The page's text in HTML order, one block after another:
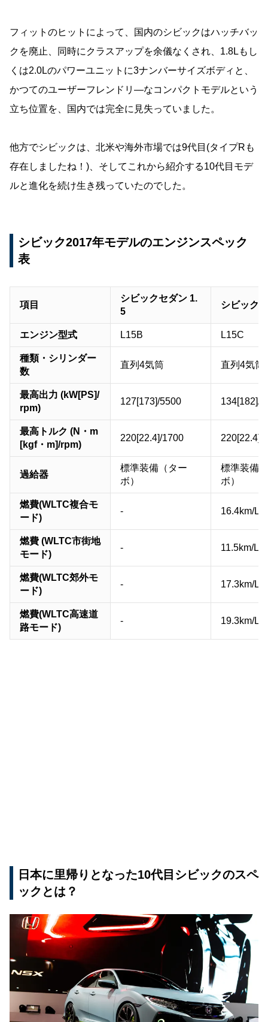
フィットのヒットによって、国内のシビックはハッチバッ
クを廃止、同時にクラスアップを余儀なくされ、1.8Lもし
くは2.0Lのパワーユニットに3ナンバーサイズボディと、
かつてのユーザーフレンドリ―なコンパクトモデルという
立ち位置を、国内では完全に見失っていました。
他方でシビックは、北米や海外市場では9代目(タイプRも
存在しましたね！)、そしてこれから紹介する10代目モデ
ルと進化を続け生き残っていたのでした。
シビック2017年モデルのエンジンスペック
表
項目
シビックセダン 1.
5
シビック
エンジン型式 L15B L15C
種類・シリンダー
数
直列4気筒 直列4気筒
最高出力 (kW[PS]/
rpm)
127[173]/5500 134[182]/
最高トルク (N・m
[kgf・m]/rpm)
220[22.4]/1700 220[22.4]/
過給器
標準装備（ター
ボ）
標準装備
ボ）
燃費(WLTC複合モ
ード)
- 16.4km/L
燃費 (WLTC市街地
モード)
- 11.5km/L
燃費(WLTC郊外モ
ード)
- 17.3km/L
燃費(WLTC高速道
路モード)
- 19.3km/L
日本に里帰りとなった10代目シビックのスペ
ックとは？